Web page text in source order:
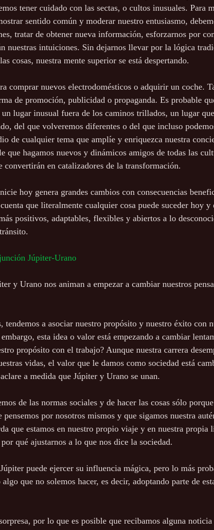
tener cuidado con las sectas, o cultos inusuales. Para
sentido común y moderar nuestro entusiasmo,
tratar de obtener nueva información, esforzarnos por
nuestras intuiciones. Sin dejarnos llevar por la lógica
cosas, nuestra mente superior se está despertando.
comprar nuevos electrodomésticos o adquirir un coche.
de promoción, publicidad o propaganda. Es probable
lugar inusual fuera de los caminos trillados, un lugar
del que volveremos diferentes o del que incluso
de cualquier tema que amplíe y enriquezca nuestra
que hagamos nuevos y dinámicos amigos de todas las
convertirán en catalizadores de la transformación.
hoy genera grandes cambios con consecuencias
que literalmente cualquier cosa puede suceder hoy y
positivos, adaptables, flexibles y abiertos a lo
Júpiter-Urano
y Urano nos animan a empezar a cambiar nuestros
tendemos a asociar nuestro propósito y nuestro éxito con
esta idea o valor está empezando a cambiar
propósito con el trabajo? Aunque nuestra carrera
vidas, el valor que le damos como sociedad está
a medida que Júpiter y Urano se unan.
de las normas sociales y de hacer las cosas sólo
por nosotros mismos y que sigamos nuestra
que estamos en nuestro propio viaje y en nuestra propia
qué ajustarnos a lo que nos dice la sociedad.
puede ejercer su influencia mágica, pero lo más
que no solemos hacer, es decir, adoptando parte de
por lo que es posible que recibamos alguna noticia